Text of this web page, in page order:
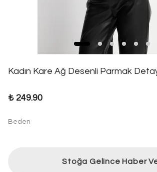
Kadın Kare Ağ Desenli Parmak
₺ 249.90
Beden
Stoğa Gelince Haber